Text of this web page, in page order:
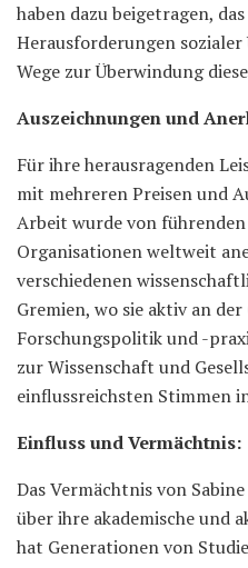
haben dazu beigetragen,
Herausforderungen
Wege zur Überwindung
Auszeichnungen und
Für ihre herausragenden
mit mehreren Preisen und
Arbeit wurde von
Organisationen weltweit
verschiedenen
Gremien, wo sie aktiv an
Forschungspolitik und -
zur Wissenschaft und
einflussreichsten Stimmen
Einfluss und Vermächtnis:
Das Vermächtnis von
über ihre akademische und
hat Generationen von